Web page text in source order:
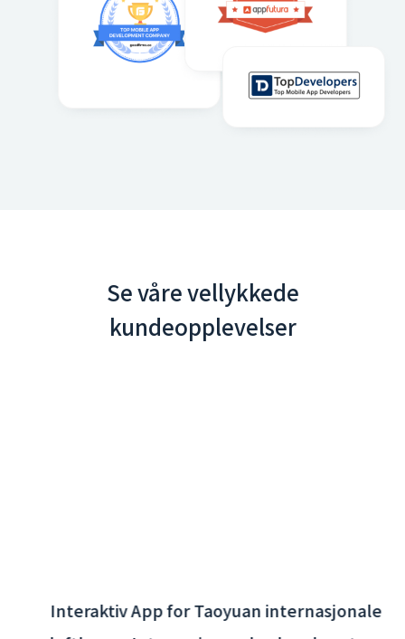
Se våre vellykkede
kundeopplevelser